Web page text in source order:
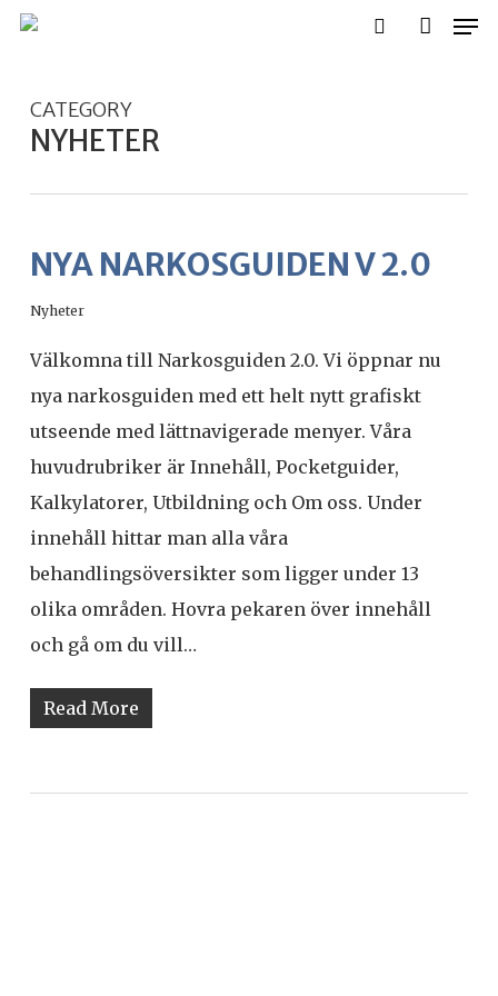
Skip
content
CATEGORY
NYHETER
NYA NARKOSGUIDEN V 2.0
Nyheter
Välkomna till Narkosguiden 2.0. Vi öppnar nu
nya narkosguiden med ett helt nytt grafiskt
utseende med lättnavigerade menyer. Våra
huvudrubriker är Innehåll, Pocketguider,
Kalkylatorer, Utbildning och Om oss. Under
innehåll hittar man alla våra
behandlingsöversikter som ligger under 13
olika områden. Hovra pekaren över innehåll
och gå om du vill…
Read More